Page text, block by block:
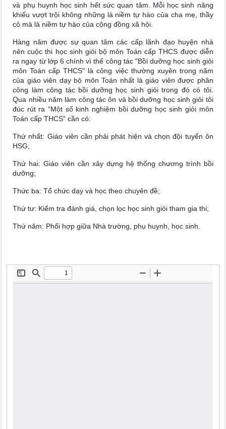
và phụ huynh học sinh hết sức quan tâm. Mỗi học sinh năng
khiếu vượt trội không những là niềm tự hào của cha mẹ, thầy
cô mà là niềm tự hào của cộng đồng xã hội.
Hàng năm được sự quan tâm các cấp lãnh đạo huyện nhà
nên cuộc thi học sinh giỏi bộ môn Toán cấp THCS được diễn
ra ngay từ lớp 6 chính vì thế công tác "Bồi dưỡng học sinh giỏi
môn Toán cấp THCS" là công việc thường xuyên trong năm
của giáo viên dạy bộ môn Toán nhất là giáo viên được phân
công làm công tác bồi dưỡng học sinh giỏi trong đó có tôi.
Qua nhiều năm làm công tác ôn và bồi dưỡng học sinh giỏi tôi
đúc rút ra “Một số kinh nghiệm bồi dưỡng học sinh giỏi môn
Toán cấp THCS” cần có:
Thứ nhất: Giáo viên cần phải phát hiện và chọn đội tuyển ôn
HSG;
Thứ hai: Giáo viên cần xây dựng hệ thống chương trình bồi
dưỡng;
Thức ba: Tổ chức dạy và học theo chuyên đề;
Thứ tư: Kiểm tra đánh giá, chọn lọc học sinh giỏi tham gia thi;
Thứ năm: Phối hợp giữa Nhà trường, phụ huynh, học sinh.